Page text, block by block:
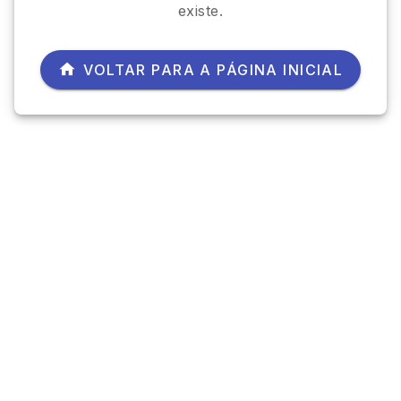
existe.
VOLTAR PARA A PÁGINA INICIAL